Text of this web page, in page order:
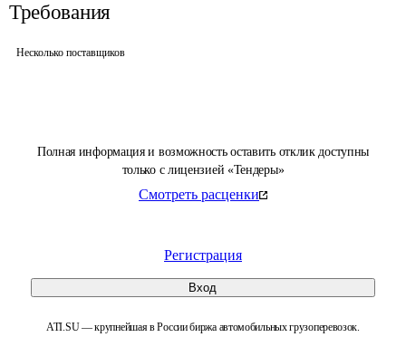
Полная информация и возможность оставить отклик доступны
только с лицензией «Тендеры»
Смотреть расценки
Регистрация
Вход
ATI.SU — крупнейшая в России биржа автомобильных грузоперевозок.
Требования
Несколько поставщиков